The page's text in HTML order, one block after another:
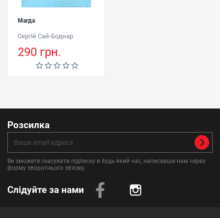
Магда
Сергій Сай-Боднар
290 грн.
Розсилка
Ви зможете скасувати підписку в будь-який час, написавши нам через
форму зворотнього зв'язку.
Слідуйте за нами